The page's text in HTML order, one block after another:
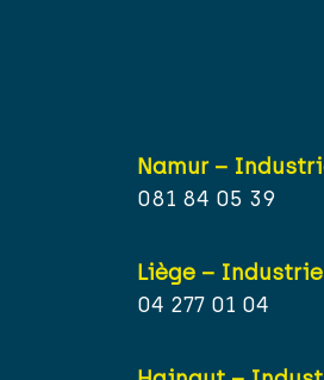
Namur –
081 84 05 39
Liège – Industrie
04 277 01 04